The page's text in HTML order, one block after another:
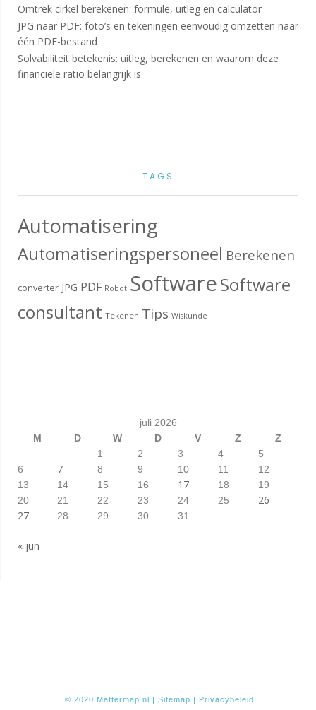
Omtrek cirkel berekenen: formule, uitleg en calculator
JPG naar PDF: foto’s en tekeningen eenvoudig omzetten naar
één PDF-bestand
Solvabiliteit betekenis: uitleg, berekenen en waarom deze
financiële ratio belangrijk is
TAGS
Automatisering
Automatiseringspersoneel Berekenen
converter JPG PDF Robot SoftwareSoftware
consultant Tekenen Tips Wiskunde
juli 2026
M
D W D V Z
Z
1
2 3 4
5
6
7 8 9 10 11
12
13
14 15 16 17 18
19
20
21 22 23 24 25
26
27
28 29 30 31
« jun
© 2020 Mattermap.nl Sitemap Privacybeleid